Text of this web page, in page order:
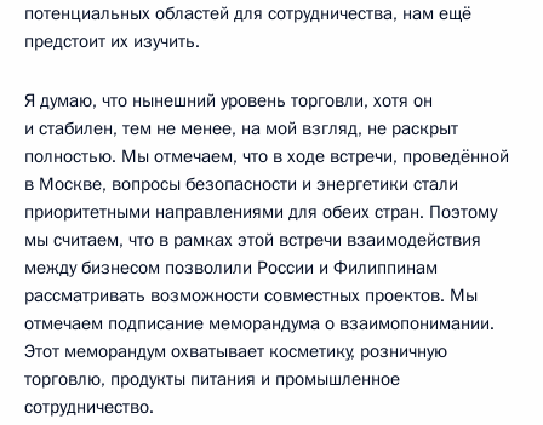
потенциальных областей для сотрудничества, нам ещё
предстоит их изучить.
Я думаю, что нынешний уровень торговли, хотя он
и стабилен, тем не менее, на мой взгляд, не раскрыт
полностью. Мы отмечаем, что в ходе встречи, проведённой
в Москве, вопросы безопасности и энергетики стали
приоритетными направлениями для обеих стран. Поэтому
мы считаем, что в рамках этой встречи взаимодействия
между бизнесом позволили России и Филиппинам
рассматривать возможности совместных проектов. Мы
отмечаем подписание меморандума о взаимопонимании.
Этот меморандум охватывает косметику, розничную
торговлю, продукты питания и промышленное
сотрудничество.